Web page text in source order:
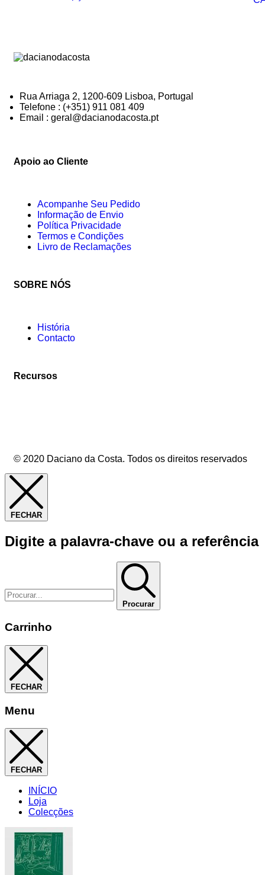
Rua Arriaga 2, 1200-609 Lisboa, Portugal
Telefone : (+351) 911 081 409
Email : geral@dacianodacosta.pt
Apoio ao Cliente
Acompanhe Seu Pedido
Informação de Envio
Política Privacidade
Termos e Condições
Livro de Reclamações
SOBRE NÓS
História
Contacto
Recursos
© 2020 Daciano da Costa. Todos os direitos reservados
FECHAR
Digite a palavra-chave ou a referência
Procurar
Carrinho
FECHAR
Menu
FECHAR
INÍCIO
Loja
Colecções